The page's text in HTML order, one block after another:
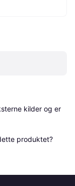
kilder og er
produktet?